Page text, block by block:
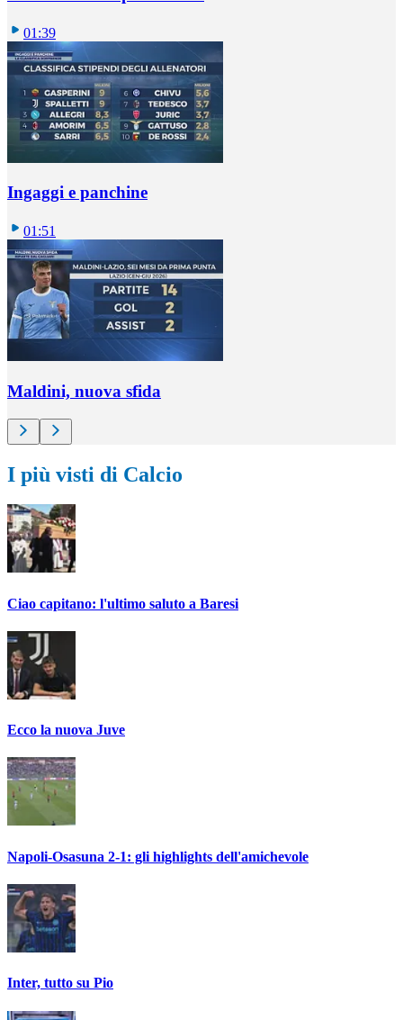
01:39
Ingaggi e panchine
01:51
Maldini, nuova sfida
I più visti di Calcio
Ciao capitano: l'ultimo saluto a Baresi
Ecco la nuova Juve
Napoli-Osasuna 2-1: gli highlights dell'amichevole
Inter, tutto su Pio